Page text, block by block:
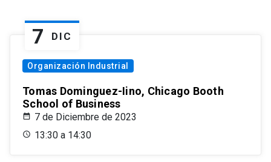
7 DIC
Organización Industrial
Tomas Dominguez-Iino, Chicago Booth
School of Business
7 de Diciembre de 2023
13:30 a 14:30